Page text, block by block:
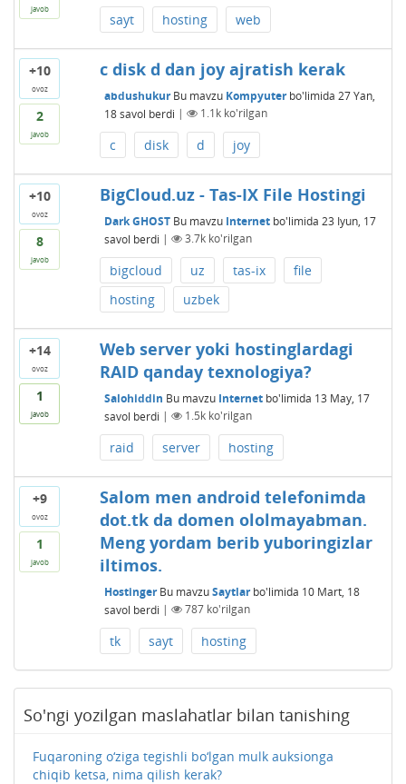
javob
sayt hosting web
+10
ovoz
2
javob
c disk d dan joy ajratish kerak
abdushukur Bu mavzu Kompyuterbo'limida 27 Yan,
18 savol berdi | 1.1kko'rilgan
c disk d joy
+10
ovoz
8
javob
BigCloud.uz - Tas-IX File Hostingi
Dark GHOST Bu mavzu Internetbo'limida 23 Iyun, 17
savol berdi | 3.7kko'rilgan
bigcloud uz tas-ix
file
hosting
uzbek
+14
ovoz
1
javob
Web server yoki hostinglardagi
RAID qanday texnologiya?
Salohiddin Bu mavzu Internetbo'limida 13 May, 17
savol berdi | 1.5kko'rilgan
raid server hosting
+9
ovoz
1
javob
Salom men android telefonimda
dot.tk da domen ololmayabman.
Meng yordam berib yuboringizlar
iltimos.
Hostinger Bu mavzuSaytlarbo'limida 10 Mart, 18
savol berdi | 787ko'rilgan
tk sayt hosting
So'ngi yozilgan maslahatlar bilan tanishing
Fuqaroning o‘ziga tegishli bo‘lgan mulk auksionga
chiqib ketsa, nima qilish kerak?